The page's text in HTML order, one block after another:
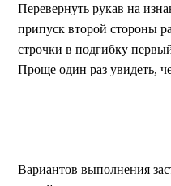
Перевернуть рукав на
припуск второй стороны
строчки в подгибку
Проще один раз увидеть,
Вариантов выполнения